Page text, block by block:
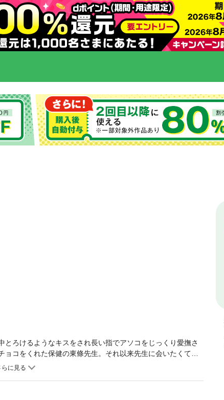
とろけるようなキスをされ長い指でアソコをじっくり愛撫さ
コをくれた保健の東條先生。それ以来先生に会いたくて仮
つもチョコをくれる先生は私の気持ちに気が付いてる…？